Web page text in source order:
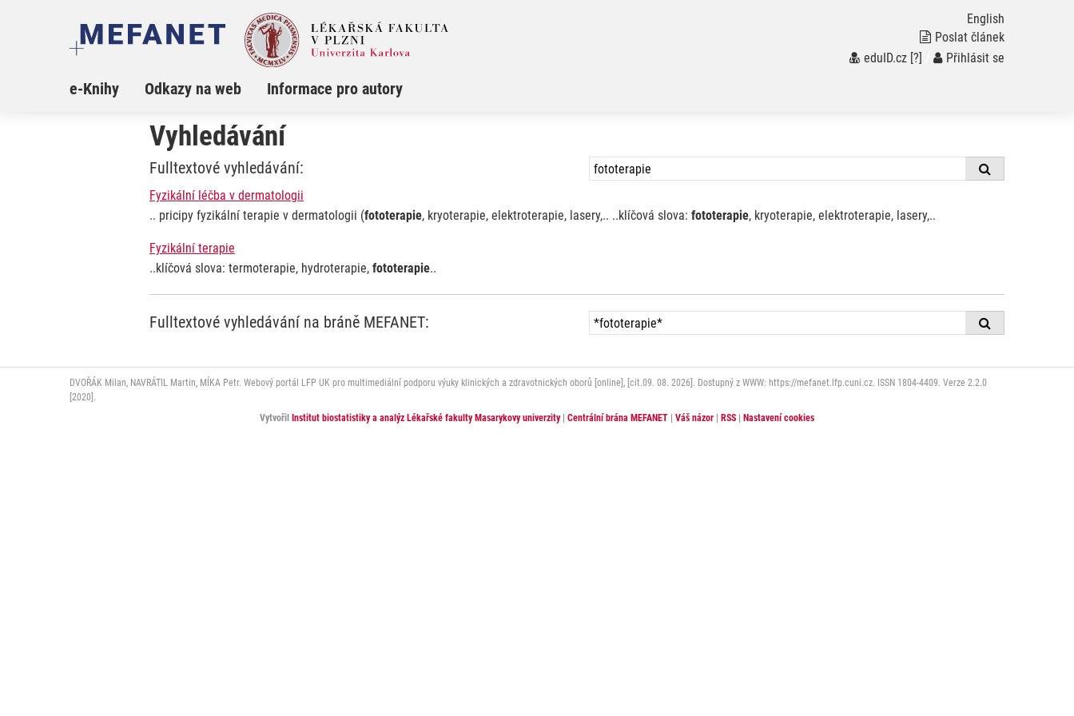
English
Poslat článek
eduID.cz [?] Přihlásit se
e-Knihy Odkazy na web Informace pro autory
Vyhledávání
Fulltextové vyhledávání:
Fyzikální léčba v dermatologii
.. pricipy fyzikální terapie v dermatologii (fototerapie, kryoterapie, elektroterapie, lasery,.. ..klíčová slova: fototerapie, kryoterapie, elektroterapie, lasery,..
Fyzikální terapie
..klíčová slova: termoterapie, hydroterapie, fototerapie..
Fulltextové vyhledávání na bráně MEFANET:
DVOŘÁK Milan, NAVRÁTIL Martin, MÍKA Petr. Webový portál LFP UK pro multimediální podporu výuky klinických a zdravotnických oborů [online], [cit.09. 08. 2026]. Dostupný z WWW: https://mefanet.lfp.cuni.cz. ISSN 1804-4409. Verze 2.2.0
[2020].
Vytvořil
Institut biostatistiky a analýz Lékařské fakulty Masarykovy univerzity| Centrální brána MEFANET Váš názor RSS Nastavení cookies